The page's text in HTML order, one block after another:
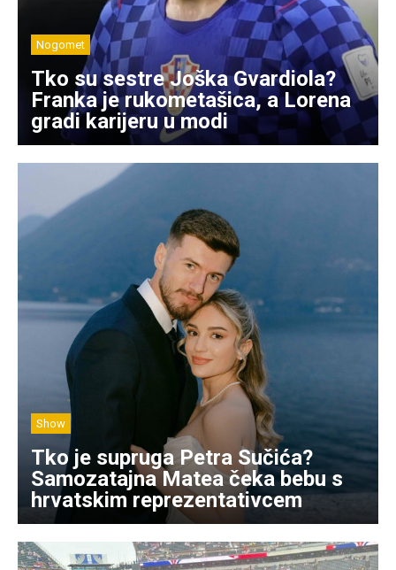
Nogomet
Tko su sestre Joška Gvardiola?
Franka je rukometašica, a Lorena
gradi karijeru u modi
Show
Tko je supruga Petra Sučića?
Samozatajna Matea čeka bebu s
hrvatskim reprezentativcem